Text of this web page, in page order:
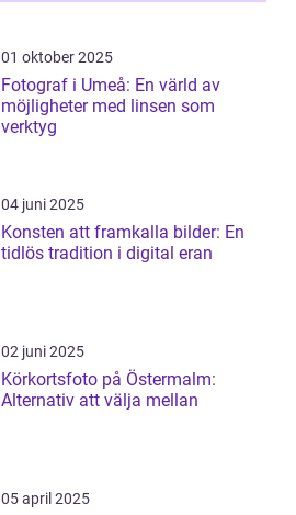
01 oktober 2025
Fotograf i Umeå: En värld av
möjligheter med linsen som
verktyg
04 juni 2025
Konsten att framkalla bilder: En
tidlös tradition i digital eran
02 juni 2025
Körkortsfoto på Östermalm:
Alternativ att välja mellan
05 april 2025